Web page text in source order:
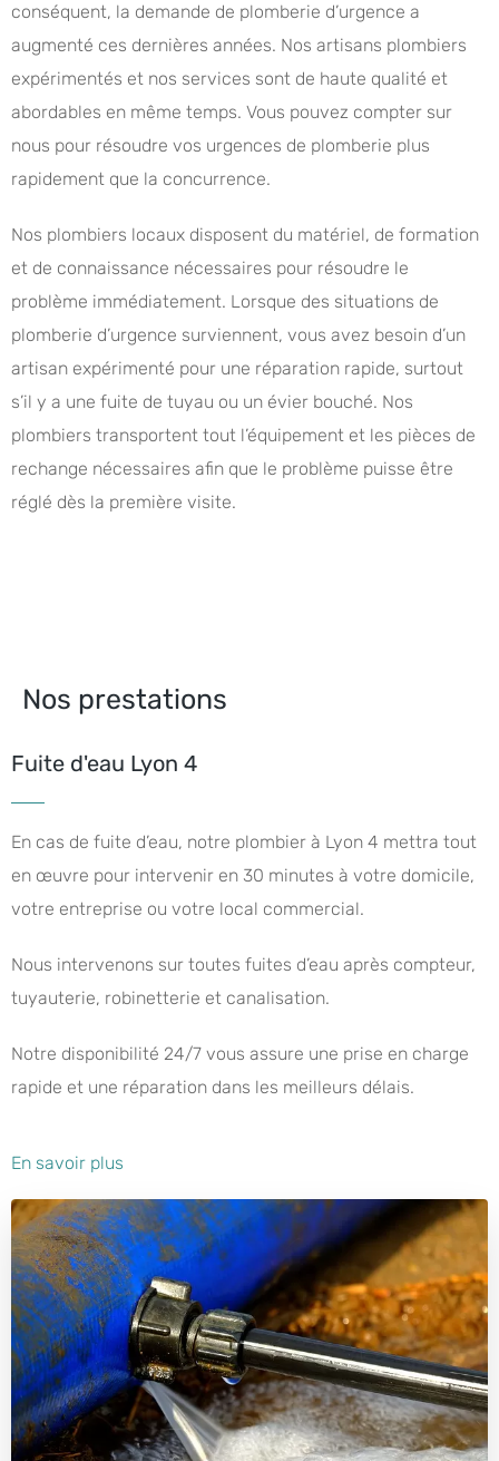
conséquent, la demande de plomberie d’urgence a
augmenté ces dernières années. Nos artisans plombiers
expérimentés et nos services sont de haute qualité et
abordables en même temps. Vous pouvez compter sur
nous pour résoudre vos urgences de plomberie plus
rapidement que la concurrence.
Nos plombiers locaux disposent du matériel, de formation
et de connaissance nécessaires pour résoudre le
problème immédiatement. Lorsque des situations de
plomberie d’urgence surviennent, vous avez besoin d’un
artisan expérimenté pour une réparation rapide, surtout
s’il y a une fuite de tuyau ou un évier bouché. Nos
plombiers transportent tout l’équipement et les pièces de
rechange nécessaires afin que le problème puisse être
réglé dès la première visite.
Nos prestations
Fuite d'eau Lyon 4
En cas de fuite d’eau, notre plombier à Lyon 4 mettra tout
en œuvre pour intervenir en 30 minutes à votre domicile,
votre entreprise ou votre local commercial.
Nous intervenons sur toutes fuites d’eau après compteur,
tuyauterie, robinetterie et canalisation.
Notre disponibilité 24/7 vous assure une prise en charge
rapide et une réparation dans les meilleurs délais.
En savoir plus